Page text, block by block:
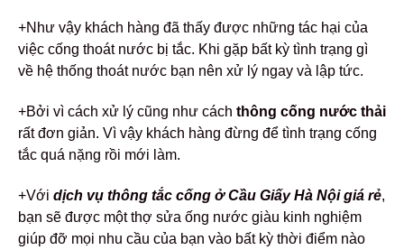
+Như vậy khách hàng đã thấy được những tác hại của
việc cống thoát nước bị tắc. Khi gặp bất kỳ tình trạng gì
về hệ thống thoát nước bạn nên xử lý ngay và lập tức.
+Bởi vì cách xử lý cũng như cách thông cống nước thải
rất đơn giản. Vì vậy khách hàng đừng để tình trạng cống
tắc quá nặng rồi mới làm.
+Với dịch vụ thông tắc cống ở Cầu Giấy Hà Nội giá rẻ,
bạn sẽ được một thợ sửa ống nước giàu kinh nghiệm
giúp đỡ mọi nhu cầu của bạn vào bất kỳ thời điểm nào